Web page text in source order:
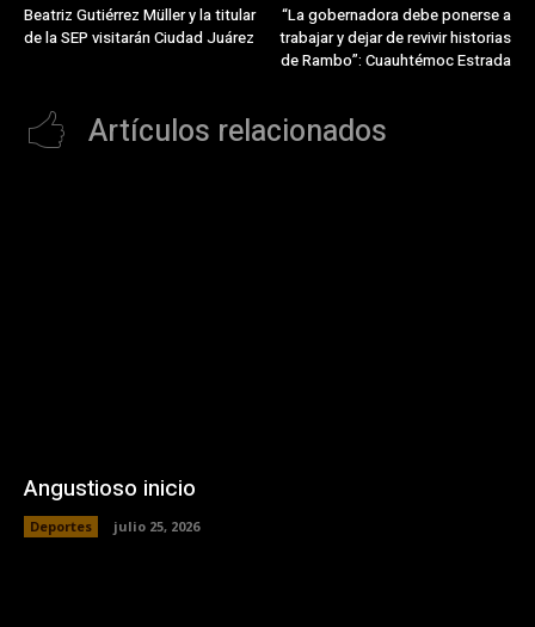
Beatriz Gutiérrez Müller y la titular
de la SEP visitarán Ciudad Juárez
“La gobernadora debe ponerse a
trabajar y dejar de revivir historias
de Rambo”: Cuauhtémoc Estrada
Artículos relacionados
Angustioso inicio
Deportes julio 25, 2026